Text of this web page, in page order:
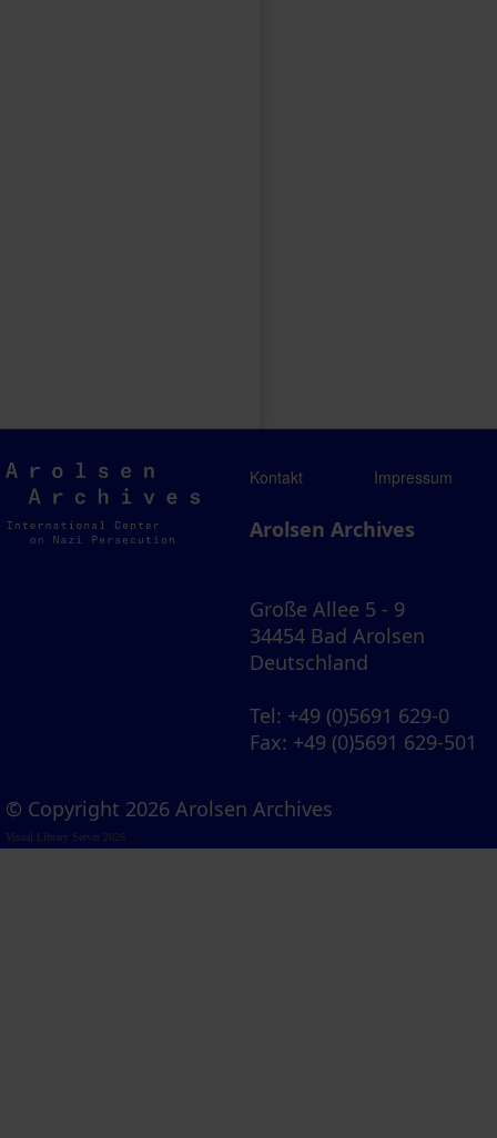
Arolsen
Archives
Kontakt Impressum
Arolsen Archives
Große Allee 5 - 9
34454 Bad Arolsen
Deutschland
Tel: +49 (0)5691 629-0
Fax: +49 (0)5691 629-501
© Copyright 2026 Arolsen Archives
Visual Library Server 2026